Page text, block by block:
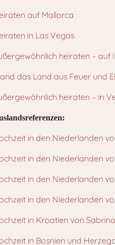
auf Mallorca
in Las Vegas
heiraten – auf
das Land aus Feuer und
heiraten – in
in den Niederlanden
in den Niederlanden
in den Niederlanden
in den Niederlanden
in Kroatien von
in Bosnien und